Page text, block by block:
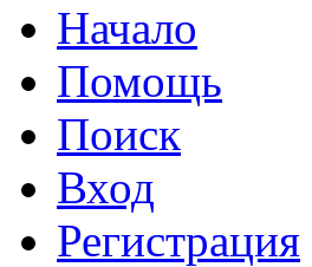
Начало
Помощь
Поиск
Вход
Регистрация